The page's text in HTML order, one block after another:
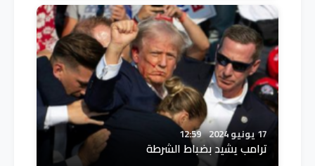
17 يونيو 2024 12:59
ترامب يشيد بضباط الشرطة